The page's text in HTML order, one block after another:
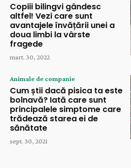
Copiii bilingvi gândesc
altfel! Vezi care sunt
avantajele învățării unei a
doua limbi la vârste
fragede
mart. 30, 2022
Animale de companie
Cum știi dacă pisica ta este
bolnavă? Iată care sunt
principalele simptome care
trădează starea ei de
sănătate
sept. 30, 2021